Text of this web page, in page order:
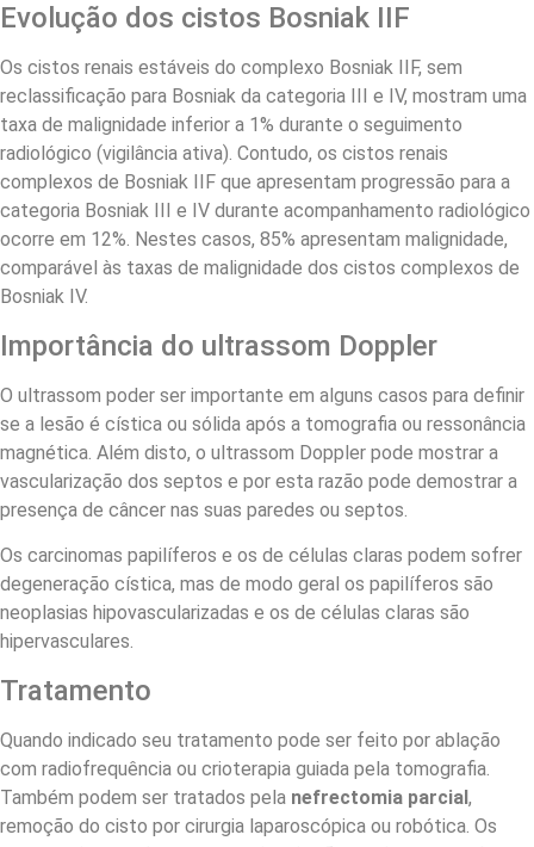
Evolução dos cistos Bosniak IIF
Os cistos renais estáveis do complexo Bosniak IIF, sem
reclassificação para Bosniak da categoria III e IV, mostram uma
taxa de malignidade inferior a 1% durante o seguimento
radiológico (vigilância ativa). Contudo, os cistos renais
complexos de Bosniak IIF que apresentam progressão para a
categoria Bosniak III e IV durante acompanhamento radiológico
ocorre em 12%. Nestes casos, 85% apresentam malignidade,
comparável às taxas de malignidade dos cistos complexos de
Bosniak IV.
Importância do ultrassom Doppler
O ultrassom poder ser importante em alguns casos para definir
se a lesão é cística ou sólida após a tomografia ou ressonância
magnética. Além disto, o ultrassom Doppler pode mostrar a
vascularização dos septos e por esta razão pode demostrar a
presença de câncer nas suas paredes ou septos.
Os carcinomas papilíferos e os de células claras podem sofrer
degeneração cística, mas de modo geral os papilíferos são
neoplasias hipovascularizadas e os de células claras são
hipervasculares.
Tratamento
Quando indicado seu tratamento pode ser feito por ablação
com radiofrequência ou crioterapia guiada pela tomografia.
Também podem ser tratados pela nefrectomia parcial,
remoção do cisto por cirurgia laparoscópica ou robótica. Os